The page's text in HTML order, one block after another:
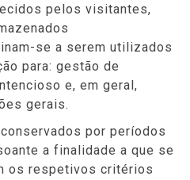
pelos visitantes,
se a serem utilizados
para: gestão de
e, em geral,
gerais.
por períodos
a finalidade a que se
os respetivos critérios